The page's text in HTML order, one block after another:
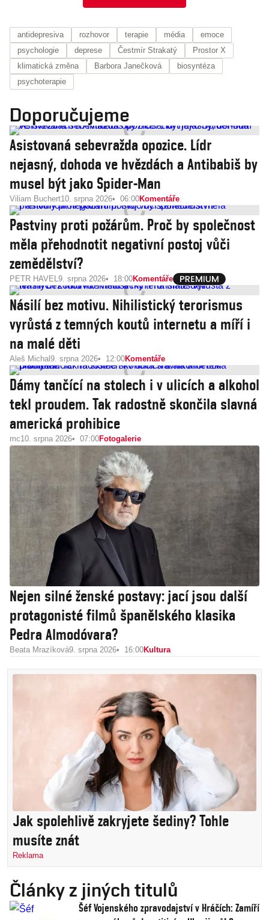
antidepresiva rozhovor terapie média
emoce
psychologie
deprese Čestmír Strakatý
Prostor X
klimatická změna
Barbora Janečková
biosyntéza
psychoterapie
Doporučujeme
Asistovaná sebevražda opozice. Lídr
nejasný, dohoda ve hvězdách a Antibabiš by
musel být jako Spider-Man
Viliam Buchert10. srpna 2026 06:00Komentáře
Pastviny proti požárům. Proč by společnost
měla přehodnotit negativní postoj vůči
zemědělství?
PETR HAVEL9. srpna 2026 18:00Komentáře
Násilí bez motivu. Nihilistický terorismus
vyrůstá z temných koutů internetu a míří i
na malé děti
Aleš Michal 9. srpna 2026 12:00Komentáře
Dámy tančící na stolech i v ulicích a alkohol
tekl proudem. Tak radostně skončila slavná
americká prohibice
mc10. srpna 2026 07:00Fotogalerie
Nejen silné ženské postavy: jací jsou další
protagonisté filmů španělského klasika
Pedra Almodóvara?
Beata Mrazíková9. srpna 2026 16:00Kultura
Jak spolehlivě zakryjete šediny? Tohle
musíte znát
Reklama
Články z jiných titulů
Šéf Vojenského zpravodajství v Hráčích: Zamíří